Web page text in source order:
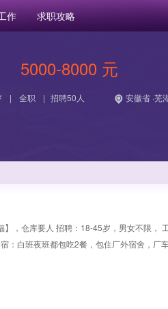
作 求职攻略
5000-8000 元
| 全职 | 招聘50人 安徽省 ·芜
】，仓库要人 招聘：18-45岁，男女不限
：白班夜班都包吃2餐，包住厂外宿舍，